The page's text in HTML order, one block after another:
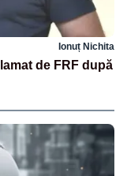
Ionuț Nichita
de FRF după